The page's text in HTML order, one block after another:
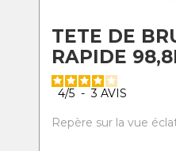
TETE DE
RAPIDE
4/5 - 3 AVIS
Repère sur la vue